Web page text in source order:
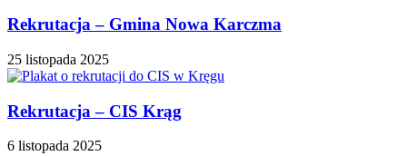
Rekrutacja – Gmina Nowa Karczma
25 listopada 2025
Rekrutacja – CIS Krąg
6 listopada 2025